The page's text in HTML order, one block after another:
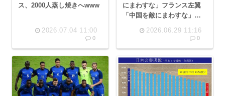
ス、2000人蒸し焼きへwww
2026.07.04 11:00
0
にまわすな」フランス左翼
「中国を敵にまわすな」
2026.06.29 11:16
0